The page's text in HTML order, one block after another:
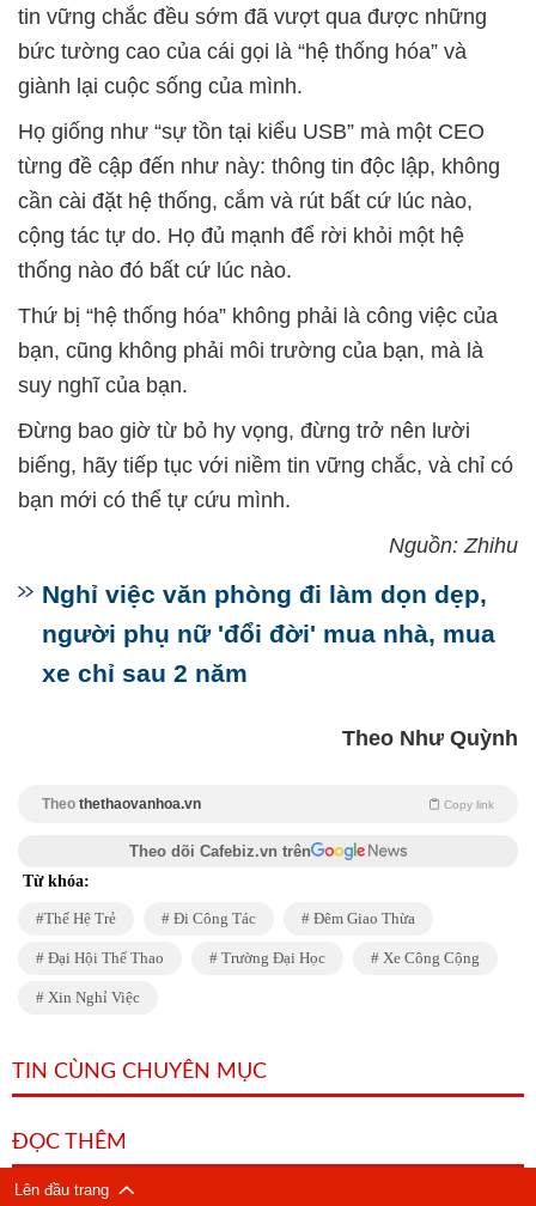
tin vững chắc đều sớm đã vượt qua được những
bức tường cao của cái gọi là “hệ thống hóa” và
giành lại cuộc sống của mình.
Họ giống như “sự tồn tại kiểu USB” mà một CEO
từng đề cập đến như này: thông tin độc lập, không
cần cài đặt hệ thống, cắm và rút bất cứ lúc nào,
cộng tác tự do. Họ đủ mạnh để rời khỏi một hệ
thống nào đó bất cứ lúc nào.
Thứ bị “hệ thống hóa” không phải là công việc của
bạn, cũng không phải môi trường của bạn, mà là
suy nghĩ của bạn.
Đừng bao giờ từ bỏ hy vọng, đừng trở nên lười
biếng, hãy tiếp tục với niềm tin vững chắc, và chỉ có
bạn mới có thể tự cứu mình.
Nguồn: Zhihu
Nghỉ việc văn phòng đi làm dọn dẹp,
người phụ nữ 'đổi đời' mua nhà, mua
xe chỉ sau 2 năm
Theo Như Quỳnh
Theo thethaovanhoa.vn Copy link
Theo dõi Cafebiz.vn trên
Từ khóa:
Thế Hệ Trẻ Đi Công Tác Đêm Giao Thừa
Đại Hội Thể Thao Trường Đại Học Xe Công Cộng
Xin Nghỉ Việc
TIN CÙNG CHUYÊN MỤC
ĐỌC THÊM
Lên đầu trang